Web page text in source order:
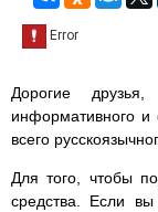
Дорогие
информативного и
всего
Для того, чтобы
средства. Если